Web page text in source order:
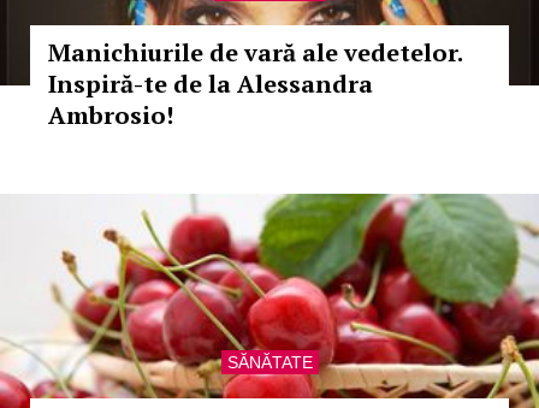
Manichiurile de vară ale vedetelor.
Inspiră-te de la Alessandra
Ambrosio!
SĂNĂTATE